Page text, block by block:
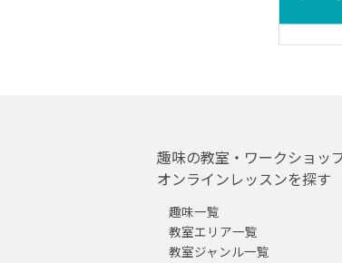
趣味の教室・ワークショッ
オンラインレッスンを探す
趣味一覧
教室エリア一覧
教室ジャンル一覧